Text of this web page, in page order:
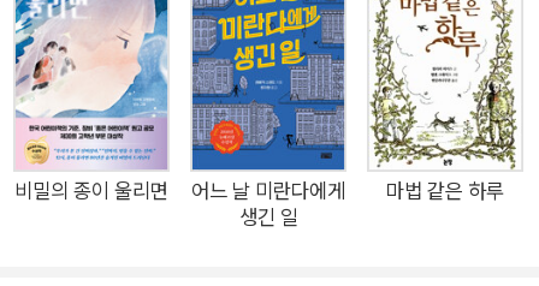
1층에 있는 괘종시계가 종을 열세 번 울리는 이상한 사건이 벌어
집니다. “말도 안 돼, 열세 번이라니!” 1층으로 내려간 톰이 시계
를 자세히 보기 위해 달빛이 새어나오는 뒷문을 열었지요. 문이
열리자, 눈앞에 아주 광활하고 아름다운 정원이 나타났어요. 톰은
그곳에서 작은 소녀 해티를 만나고 정원과 시간의 비밀을 알아가
게 됩니다. 1959년 카네기상을 수상하며 반백년이 넘는 긴 시간
동안 꾸준히 사랑을 받아 온 《한밤중 톰의 정원에서》가 아름다운
비밀의 종이 울리면
어느 날 미란다에게
생긴 일
마법 같은 하루